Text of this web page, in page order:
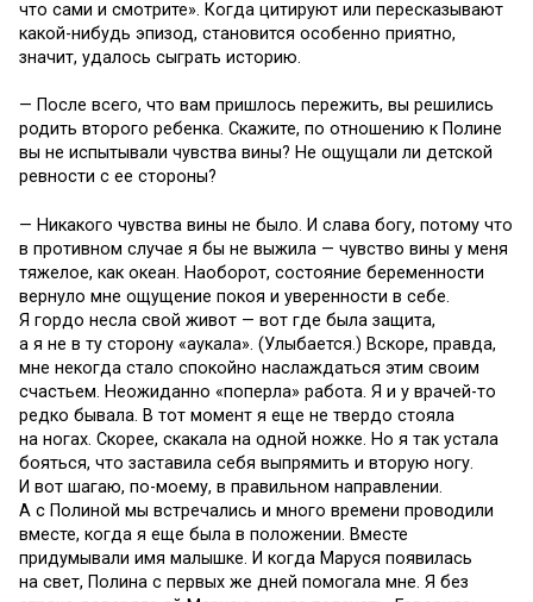
что сами и смотрите». Когда цитируют или пересказывают
какой-нибудь эпизод, становится особенно приятно,
значит, удалось сыграть историю.
— После всего, что вам пришлось пережить, вы решились
родить второго ребенка. Скажите, по отношению к Полине
вы не испытывали чувства вины? Не ощущали ли детской
ревности с ее стороны?
— Никакого чувства вины не было. И слава богу, потому что
в противном случае я бы не выжила — чувство вины у меня
тяжелое, как океан. Наоборот, состояние беременности
вернуло мне ощущение покоя и уверенности в себе.
Я гордо несла свой живот — вот где была защита,
а я не в ту сторону «аукала». (Улыбается.) Вскоре, правда,
мне некогда стало спокойно наслаждаться этим своим
счастьем. Неожиданно «поперла» работа. Я и у врачей-то
редко бывала. В тот момент я еще не твердо стояла
на ногах. Скорее, скакала на одной ножке. Но я так устала
бояться, что заставила себя выпрямить и вторую ногу.
И вот шагаю, по-моему, в правильном направлении.
А с Полиной мы встречались и много времени проводили
вместе, когда я еще была в положении. Вместе
придумывали имя малышке. И когда Маруся появилась
на свет, Полина с первых же дней помогала мне. Я без